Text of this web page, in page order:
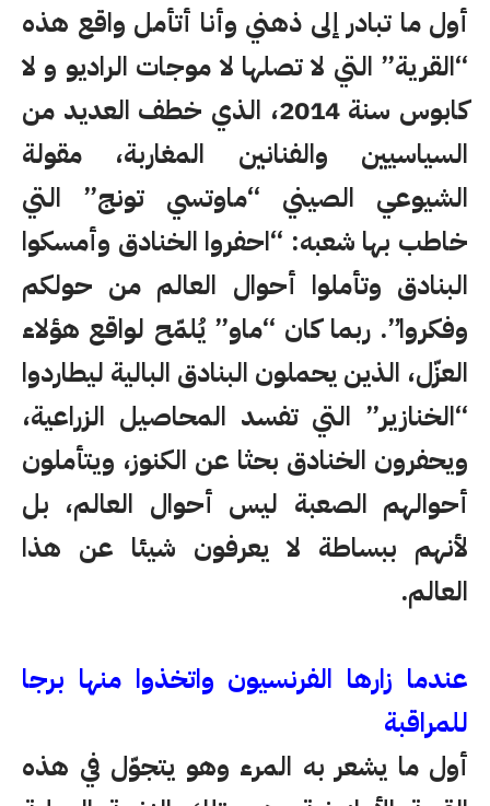
أول ما تبادر إلى ذهني وأنا أتأمل واقع هذه
“القرية” التي لا تصلها لا موجات الراديو و لا
كابوس سنة 2014، الذي خطف العديد من
السياسيين والفنانين المغاربة، مقولة
الشيوعي الصيني “ماوتسي تونج” التي
خاطب بها شعبه: “احفروا الخنادق وأمسكوا
البنادق وتأملوا أحوال العالم من حولكم
وفكروا”. ربما كان “ماو” يُلمّح لواقع هؤلاء
العزّل، الذين يحملون البنادق البالية ليطاردوا
“الخنازير” التي تفسد المحاصيل الزراعية،
ويحفرون الخنادق بحثا عن الكنوز، ويتأملون
أحوالهم الصعبة ليس أحوال العالم، بل
لأنهم ببساطة لا يعرفون شيئا عن هذا
العالم.
عندما زارها الفرنسيون واتخذوا منها برجا
للمراقبة
أول ما يشعر به المرء وهو يتجوّل في هذه